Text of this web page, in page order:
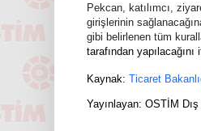
Pekcan, katılımcı,
girişlerinin
gibi belirlenen tüm
tarafından yapılacağını
Kaynak: Ticaret
Yayınlayan: OSTİM